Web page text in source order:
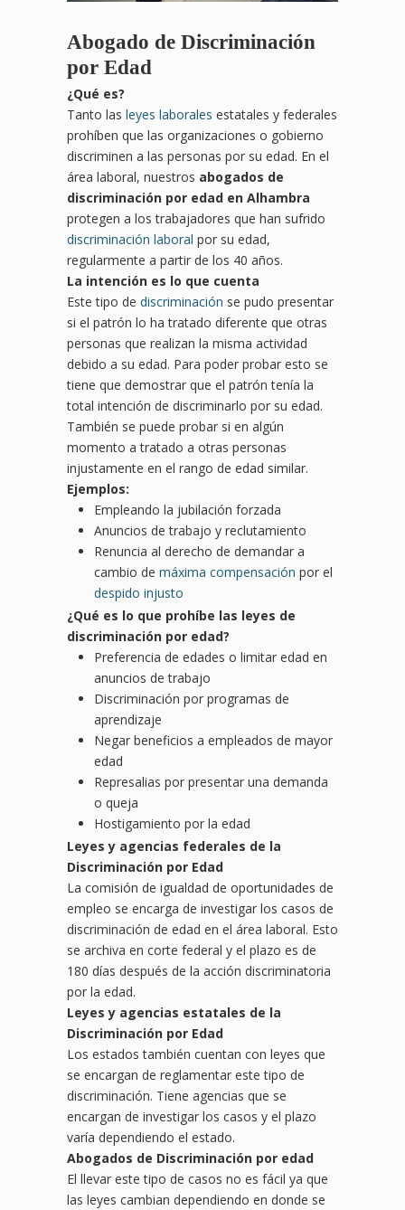
Abogado de Discriminación
por Edad
¿Qué es?
Tanto las leyes laborales estatales y federales
prohíben que las organizaciones o gobierno
discriminen a las personas por su edad. En el
área laboral, nuestros abogados de
discriminación por edad en Alhambra
protegen a los trabajadores que han sufrido
discriminación laboral por su edad,
regularmente a partir de los 40 años.
La intención es lo que cuenta
Este tipo de discriminación se pudo presentar
si el patrón lo ha tratado diferente que otras
personas que realizan la misma actividad
debido a su edad. Para poder probar esto se
tiene que demostrar que el patrón tenía la
total intención de discriminarlo por su edad.
También se puede probar si en algún
momento a tratado a otras personas
injustamente en el rango de edad similar.
Ejemplos:
Empleando la jubilación forzada
Anuncios de trabajo y reclutamiento
Renuncia al derecho de demandar a
cambio de máxima compensación por el
despido injusto
¿Qué es lo que prohíbe las leyes de
discriminación por edad?
Preferencia de edades o limitar edad en
anuncios de trabajo
Discriminación por programas de
aprendizaje
Negar beneficios a empleados de mayor
edad
Represalias por presentar una demanda
o queja
Hostigamiento por la edad
Leyes y agencias federales de la
Discriminación por Edad
La comisión de igualdad de oportunidades de
empleo se encarga de investigar los casos de
discriminación de edad en el área laboral. Esto
se archiva en corte federal y el plazo es de
180 días después de la acción discriminatoria
por la edad.
Leyes y agencias estatales de la
Discriminación por Edad
Los estados también cuentan con leyes que
se encargan de reglamentar este tipo de
discriminación. Tiene agencias que se
encargan de investigar los casos y el plazo
varía dependiendo el estado.
Abogados de Discriminación por edad
El llevar este tipo de casos no es fácil ya que
las leyes cambian dependiendo en donde se